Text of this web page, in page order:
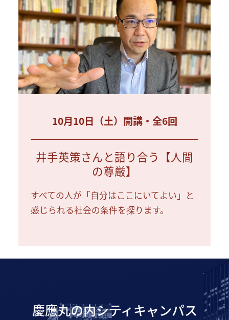
10月10日（土）開講・全6回
井手英策さんと語り合う【人間
の尊厳】
すべての人が「自分はここにいてよい」と
感じられる社会の条件を探ります。
慶應丸の内シティキャンパス